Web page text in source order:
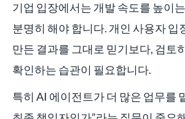
기업 입장에서는 개발 속도를 높이
분명히 해야 합니다. 개인 사용자 입
만든 결과를 그대로 믿기보다, 검토
확인하는 습관이 필요합니다.
특히 AI 에이전트가 더 많은 업무를